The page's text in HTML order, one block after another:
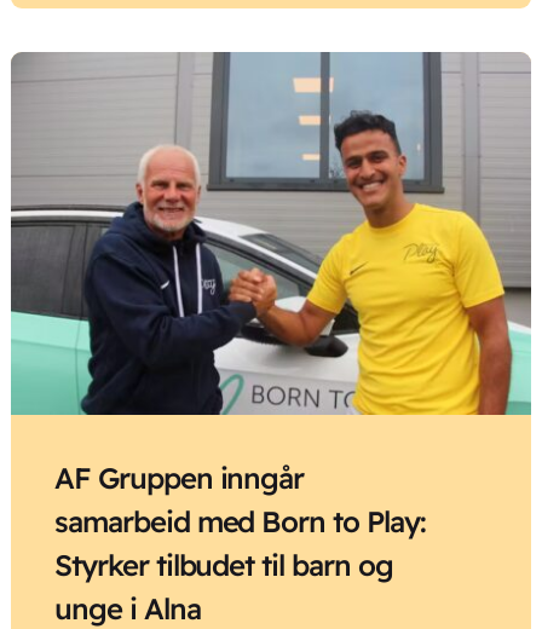
AF Gruppen inngår
samarbeid med Born to Play:
Styrker tilbudet til barn og
unge i Alna